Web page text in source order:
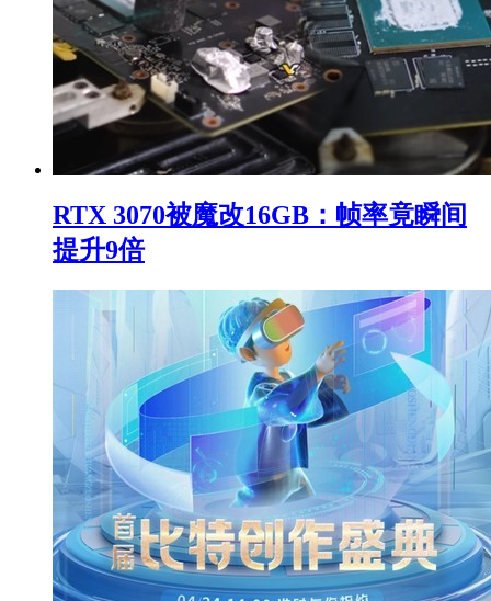
RTX 3070被魔改16GB：帧率竟瞬间
提升9倍